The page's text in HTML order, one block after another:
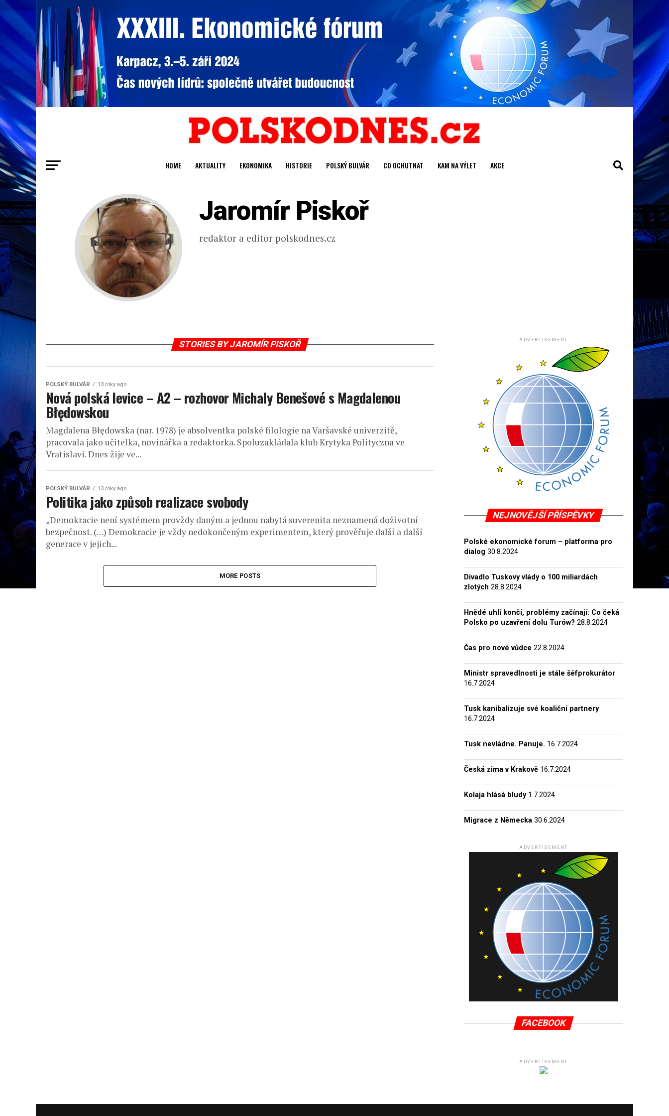
HOME AKTUALITY EKONOMIKA HISTORIE POLSKÝ BULVÁR CO OCHUTNAT KAM NA VÝLET AKCE
Jaromír Piskoř
redaktor a editor polskodnes.cz
STORIES BY JAROMÍR PISKOŘ
POLSKÝ BULVÁR 13 roky ago
Nová polská levice – A2 – rozhovor Michaly Benešové s Magdalenou
Błędowskou
Magdalena Błędowska (nar. 1978) je absolventka polské filologie na Varšavské univerzitě,
pracovala jako učitelka, novinářka a redaktorka. Spoluzakládala klub Krytyka Polityczna ve
Vratislavi. Dnes žije ve...
POLSKÝ BULVÁR 13 roky ago
Politika jako způsob realizace svobody
„Demokracie není systémem provždy daným a jednou nabytá suverenita neznamená doživotní
bezpečnost. (…) Demokracie je vždy nedokončeným experimentem, který prověřuje další a další
generace v jejich...
MORE POSTS
ADVERTISEMENT
NEJNOVĚJŠÍ PŘÍSPĚVKY
Polské ekonomické forum – platforma pro
dialog 30.8.2024
Divadlo Tuskovy vlády o 100 miliardách
zlotých 28.8.2024
Hnědé uhlí končí, problémy začínají: Co čeká
Polsko po uzavření dolu Turów? 28.8.2024
Čas pro nové vůdce 22.8.2024
Ministr spravedlnosti je stále šéfprokurátor
16.7.2024
Tusk kanibalizuje své koaliční partnery
16.7.2024
Tusk nevládne. Panuje. 16.7.2024
Česká zima v Krakově 16.7.2024
Kolaja hlásá bludy 1.7.2024
Migrace z Německa 30.6.2024
ADVERTISEMENT
FACEBOOK
ADVERTISEMENT